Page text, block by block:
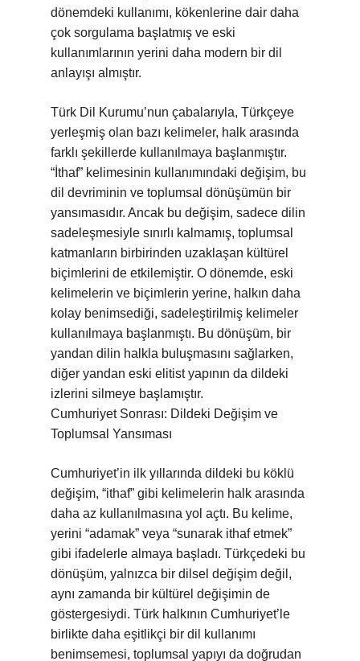
dönemdeki kullanımı, kökenlerine dair daha
çok sorgulama başlatmış ve eski
kullanımlarının yerini daha modern bir dil
anlayışı almıştır.
Türk Dil Kurumu’nun çabalarıyla, Türkçeye
yerleşmiş olan bazı kelimeler, halk arasında
farklı şekillerde kullanılmaya başlanmıştır.
“İthaf” kelimesinin kullanımındaki değişim, bu
dil devriminin ve toplumsal dönüşümün bir
yansımasıdır. Ancak bu değişim, sadece dilin
sadeleşmesiyle sınırlı kalmamış, toplumsal
katmanların birbirinden uzaklaşan kültürel
biçimlerini de etkilemiştir. O dönemde, eski
kelimelerin ve biçimlerin yerine, halkın daha
kolay benimsediği, sadeleştirilmiş kelimeler
kullanılmaya başlanmıştı. Bu dönüşüm, bir
yandan dilin halkla buluşmasını sağlarken,
diğer yandan eski elitist yapının da dildeki
izlerini silmeye başlamıştır.
Cumhuriyet Sonrası: Dildeki Değişim ve
Toplumsal Yansıması
Cumhuriyet’in ilk yıllarında dildeki bu köklü
değişim, “ithaf” gibi kelimelerin halk arasında
daha az kullanılmasına yol açtı. Bu kelime,
yerini “adamak” veya “sunarak ithaf etmek”
gibi ifadelerle almaya başladı. Türkçedeki bu
dönüşüm, yalnızca bir dilsel değişim değil,
aynı zamanda bir kültürel değişimin de
göstergesiydi. Türk halkının Cumhuriyet’le
birlikte daha eşitlikçi bir dil kullanımı
benimsemesi, toplumsal yapıyı da doğrudan